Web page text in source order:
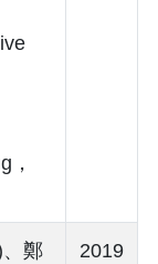
，
鄭 2019